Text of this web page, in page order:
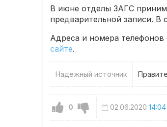
В июне отделы ЗАГС
предварительной записи. В
Адреса и номера телефонов
сайте.
Надежный источник
0 02.06.2020 14:04